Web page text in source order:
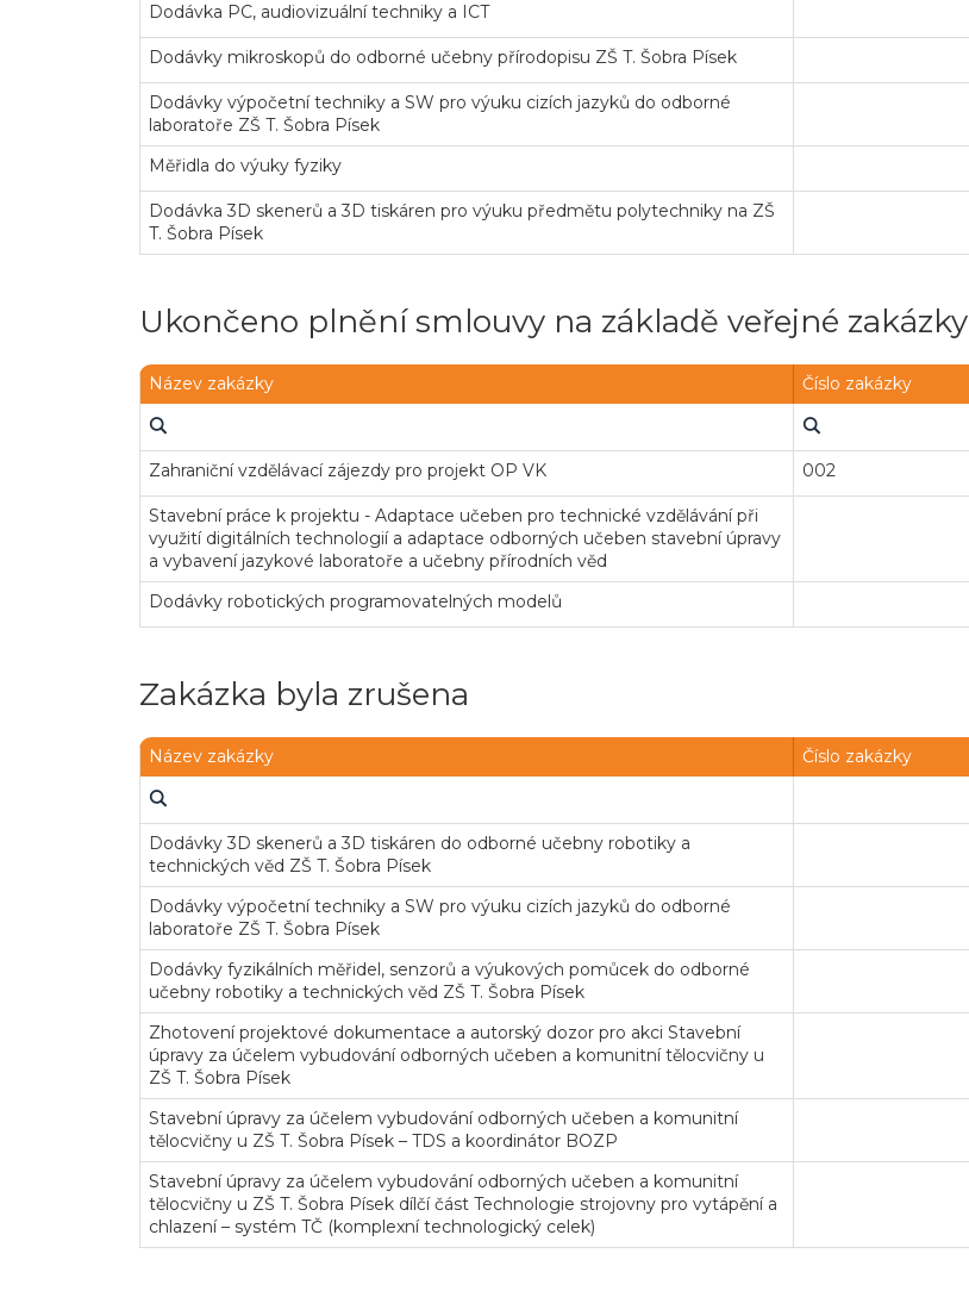
Dodávka PC, audiovizuální techniky a ICT
Dodávky mikroskopů do odborné učebny přírodopisu ZŠ T. Šobra Písek
Dodávky výpočetní techniky a SW pro výuku cizích jazyků do odborné
laboratoře ZŠ T. Šobra Písek
Měřidla do výuky fyziky
Dodávka 3D skenerů a 3D tiskáren pro výuku předmětu polytechniky na ZŠ
T. Šobra Písek
Ukončeno plnění smlouvy na základě veřejné zakázky
Název zakázky Číslo zakázky
Zahraniční vzdělávací zájezdy pro projekt OP VK 002
Stavební práce k projektu - Adaptace učeben pro technické vzdělávání při
využití digitálních technologií a adaptace odborných učeben stavební úpravy
a vybavení jazykové laboratoře a učebny přírodních věd
Dodávky robotických programovatelných modelů
Zakázka byla zrušena
Název zakázky Číslo zakázky
Dodávky 3D skenerů a 3D tiskáren do odborné učebny robotiky a
technických věd ZŠ T. Šobra Písek
Dodávky výpočetní techniky a SW pro výuku cizích jazyků do odborné
laboratoře ZŠ T. Šobra Písek
Dodávky fyzikálních měřidel, senzorů a výukových pomůcek do odborné
učebny robotiky a technických věd ZŠ T. Šobra Písek
Zhotovení projektové dokumentace a autorský dozor pro akci Stavební
úpravy za účelem vybudování odborných učeben a komunitní tělocvičny u
ZŠ T. Šobra Písek
Stavební úpravy za účelem vybudování odborných učeben a komunitní
tělocvičny u ZŠ T. Šobra Písek – TDS a koordinátor BOZP
Stavební úpravy za účelem vybudování odborných učeben a komunitní
tělocvičny u ZŠ T. Šobra Písek dílčí část Technologie strojovny pro vytápění a
chlazení – systém TČ (komplexní technologický celek)